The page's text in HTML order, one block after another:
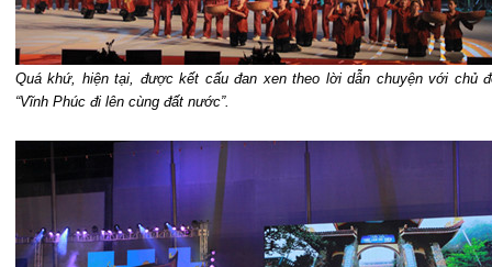
Quá khứ, hiện tại, được kết cấu đan xen theo lời dẫn chuyện với chủ
“Vĩnh Phúc đi lên cùng đất nước”.